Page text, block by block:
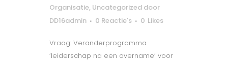
Organisatie, Uncategorized door
DD16admin
0 Reactie's 0 Likes
Vraag: Veranderprogramma
‘leiderschap na een overname’ voor